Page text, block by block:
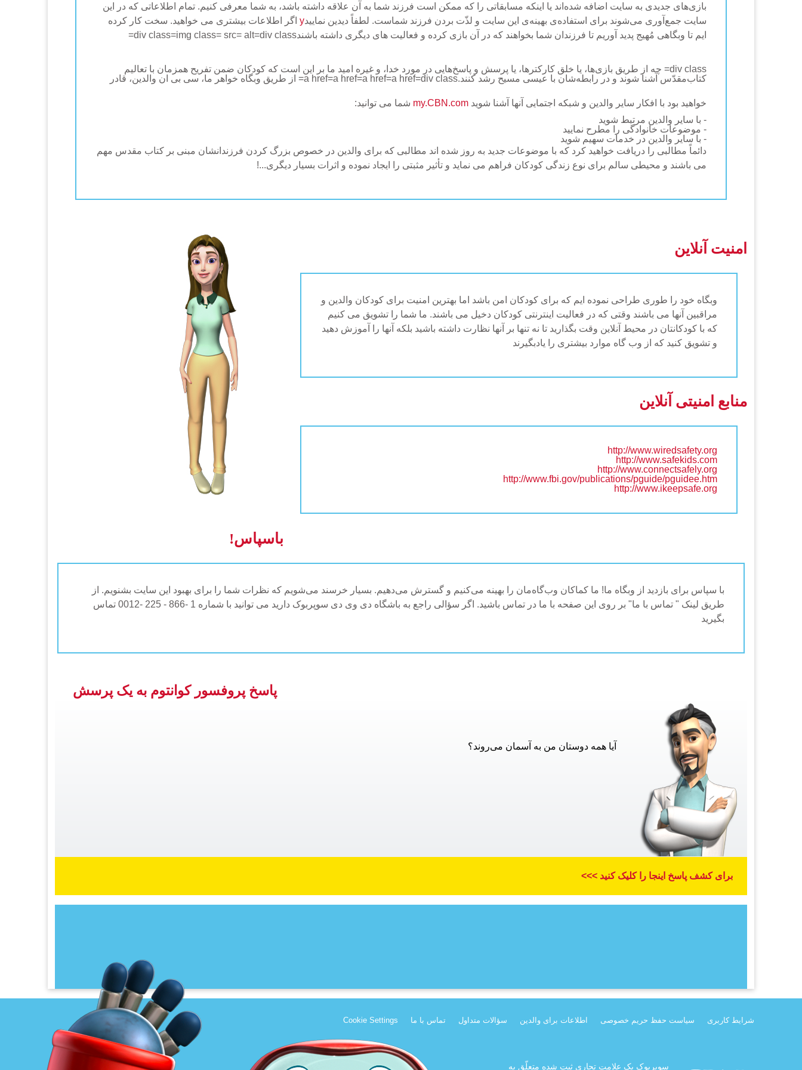
بازی‌های جدیدی به سایت اضافه شده‌اند یا اینکه مسابقاتی را که ممکن است فرزند شما به آن علاقه داشته باشد، به شما معرفی کنیم. تمام اطلاعاتی که در این
سایت جمع‌آوری می‌شوند برای استفاده‌ی بهینه‌ی این سایت و لذّت بردن فرزند شماست. لطفاً دیدین نماییدy اگر اطلاعات بیشتری می خواهید. سخت کار کرده
ایم تا وبگاهی مُهیج پدید آوریم تا فرزندان شما بخواهند که در آن بازی کرده و فعالیت های دیگری داشته باشندdiv class=img class= src= alt=div class=
div class= چه از طریق بازی‌ها، یا خلق کارکترها، یا پرسش و پاسخ‌هایی در مورد خدا، و غیره امید ما بر این است که کودکان ضمن تفریح همزمان با تعالیم
کتاب‌مقدّس آشنا شوند و در رابطه‌شان با عیسی مسیح رشد کنند.a href=a href=a href=a href=
div class= از طریق وبگاه خواهر ما، سی بی ان والدین، قادر
خواهید بود با افکار سایر والدین و شبکه اجتمایی آنها آشنا شوید my.CBN.com شما می توانید:
- با سایر والدین مرتبط شوید
- موضوعات خانوادگی را مطرح نمایید
- با سایر والدین در خدمات سهیم شوید
دائماً مطالبی را دریافت خواهید کرد که با موضوعات جدید به روز شده اند مطالبی که برای والدین در خصوص بزرگ کردن فرزندانشان مبنی بر کتاب مقدس مهم
می باشند و محیطی سالم برای نوع زندگی کودکان فراهم می نماید و تأثیر مثبتی را ایجاد نموده و اثرات بسیار دیگری...!
امنیت آنلاین
وبگاه خود را طوری طراحی نموده ایم که برای کودکان امن باشد اما بهترین امنیت برای کودکان والدین و
مراقبین آنها می باشند وقتی که در فعالیت اینترنتی کودکان دخیل می باشند. ما شما را تشویق می کنیم
که با کودکانتان در محیط آنلاین وقت بگذارید تا نه تنها بر آنها نظارت داشته باشید بلکه آنها را آموزش دهید
و تشویق کنید که از وب گاه موارد بیشتری را یادبگیرند
منابع امنیتی آنلاین
http://www.wiredsafety.org
http://www.safekids.com
http://www.connectsafely.org
http://www.fbi.gov/publications/pguide/pguidee.htm
http://www.ikeepsafe.org
باسپاس!
با سپاس برای بازدید از وبگاه ما! ما کماکان وب‌گاه‌مان را بهینه می‌کنیم و گسترش می‌دهیم. بسیار خرسند می‌شویم که نظرات شما را برای بهبود این سایت بشنویم. از
طریق لینک " تماس با ما" بر روی این صفحه با ما در تماس باشید. اگر سؤالی راجع به باشگاه دی وی دی سوپربوک دارید می توانید با شماره 1 -866 - 225 -0012 تماس
بگیرید
پاسخ پروفسور کوانتوم به یک پرسش
آیا همه دوستان من به آسمان می‌روند؟
برای کشف پاسخ اینجا را کلیک کنید >>>
شرایط کاربری سیاست حفظ حریم خصوصی اطلاعات برای والدین سؤالات متداول تماس با ما Cookie Settings
سوپربوک یک علامت تجاری ثبت شده متعلّق به